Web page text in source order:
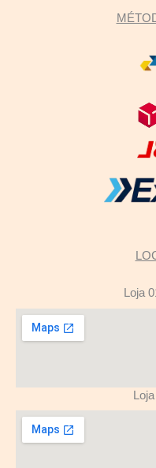
Loja